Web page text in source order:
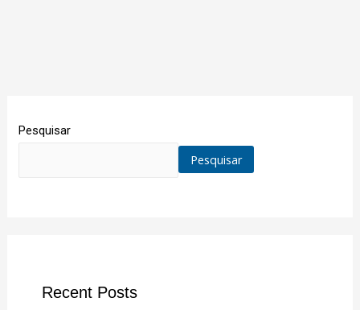
Pesquisar
Pesquisar
Recent Posts